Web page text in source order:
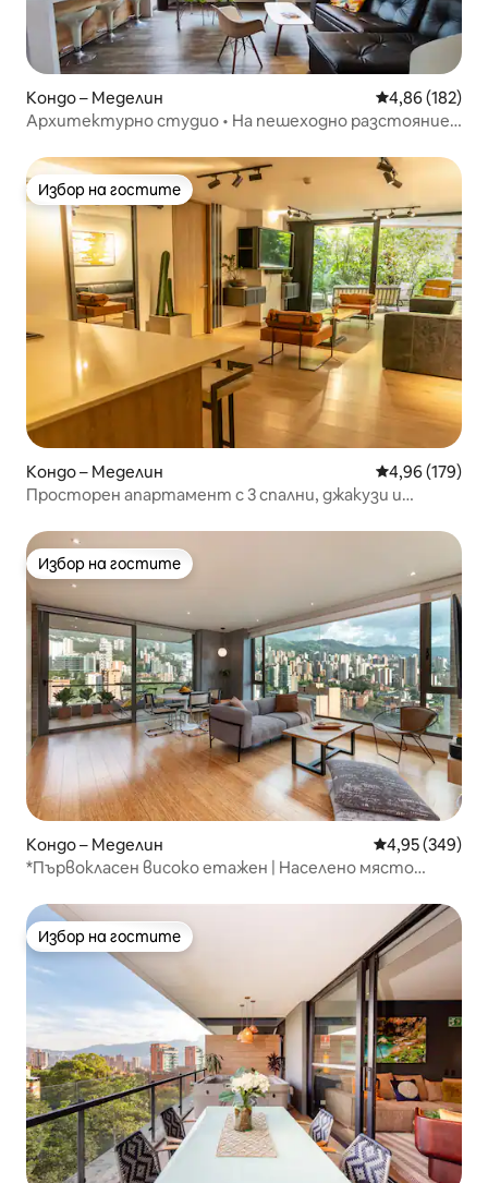
Кондо – Меделин Средна
4,86 (182)
Архитектурно студио • На пешеходно разстояние
Избор на гостите
Избор на гостите
Кондо – Меделин Средна
4,96 (179)
Просторен апартамент с 3 спални, джакузи и
Избор на гостите
Избор на гостите
Кондо – Меделин Средна
4,95 (349)
*Първокласен високо етажен | Населено място
Избор на гостите
Избор на гостите